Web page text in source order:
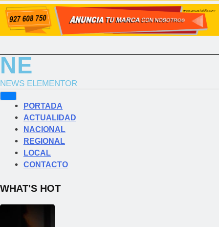
NE
NEWS ELEMENTOR
PORTADA
ACTUALIDAD
NACIONAL
REGIONAL
LOCAL
CONTACTO
WHAT'S HOT